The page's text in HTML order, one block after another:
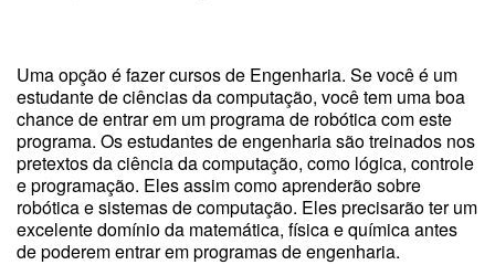
Uma opção é fazer cursos de Engenharia. Se você é um
estudante de ciências da computação, você tem uma boa
chance de entrar em um programa de robótica com este
programa. Os estudantes de engenharia são treinados nos
pretextos da ciência da computação, como lógica, controle
e programação. Eles assim como aprenderão sobre
robótica e sistemas de computação. Eles precisarão ter um
excelente domínio da matemática, física e química antes
de poderem entrar em programas de engenharia.